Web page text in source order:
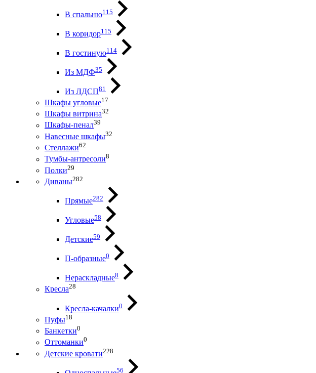
В спальню115
В коридор115
В гостиную114
Из МДФ35
Из ЛДСП81
Шкафы угловые17
Шкафы витрина32
Шкафы-пенал39
Навесные шкафы32
Стеллажи62
Тумбы-антресоли8
Полки29
Диваны282
Прямые282
Угловые58
Детские59
П-образные0
Нераскладные8
Кресла28
Кресла-качалки0
Пуфы18
Банкетки0
Оттоманки0
Детские кровати228
56